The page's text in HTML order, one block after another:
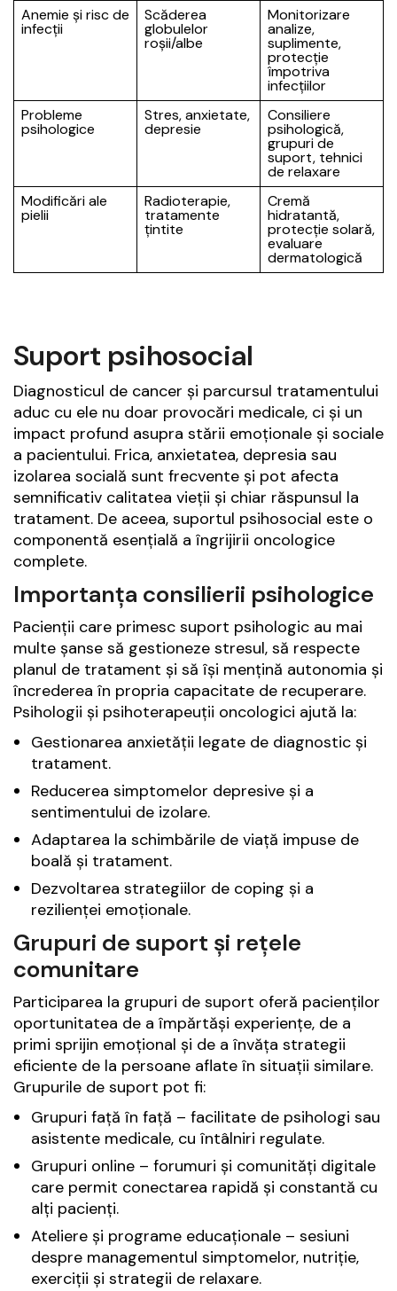
Anemie și risc de
infecții
Scăderea
globulelor
roșii/albe
Monitorizare
analize,
suplimente,
protecție
împotriva
infecțiilor
Probleme
psihologice
Stres, anxietate,
depresie
Consiliere
psihologică,
grupuri de
suport, tehnici
de relaxare
Modificări ale
pielii
Radioterapie,
tratamente
țintite
Cremă
hidratantă,
protecție solară,
evaluare
dermatologică
Suport psihosocial
Diagnosticul de cancer și parcursul tratamentului
aduc cu ele nu doar provocări medicale, ci și un
impact profund asupra stării emoționale și sociale
a pacientului. Frica, anxietatea, depresia sau
izolarea socială sunt frecvente și pot afecta
semnificativ calitatea vieții și chiar răspunsul la
tratament. De aceea, suportul psihosocial este o
componentă esențială a îngrijirii oncologice
complete.
Importanța consilierii psihologice
Pacienții care primesc suport psihologic au mai
multe șanse să gestioneze stresul, să respecte
planul de tratament și să își mențină autonomia și
încrederea în propria capacitate de recuperare.
Psihologii și psihoterapeuții oncologici ajută la:
Gestionarea anxietății legate de diagnostic și
tratament.
Reducerea simptomelor depresive și a
sentimentului de izolare.
Adaptarea la schimbările de viață impuse de
boală și tratament.
Dezvoltarea strategiilor de coping și a
rezilienței emoționale.
Grupuri de suport și rețele
comunitare
Participarea la grupuri de suport oferă pacienților
oportunitatea de a împărtăși experiențe, de a
primi sprijin emoțional și de a învăța strategii
eficiente de la persoane aflate în situații similare.
Grupurile de suport pot fi:
Grupuri față în față – facilitate de psihologi sau
asistente medicale, cu întâlniri regulate.
Grupuri online – forumuri și comunități digitale
care permit conectarea rapidă și constantă cu
alți pacienți.
Ateliere și programe educaționale – sesiuni
despre managementul simptomelor, nutriție,
exerciții și strategii de relaxare.